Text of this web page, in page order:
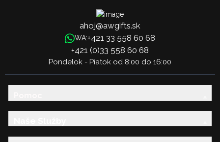
ahoj@awgifts.sk
WA:+421 33 558 60 68
+421 (0)33 558 60 68
Pondelok - Piatok od 8:00 do 16:00